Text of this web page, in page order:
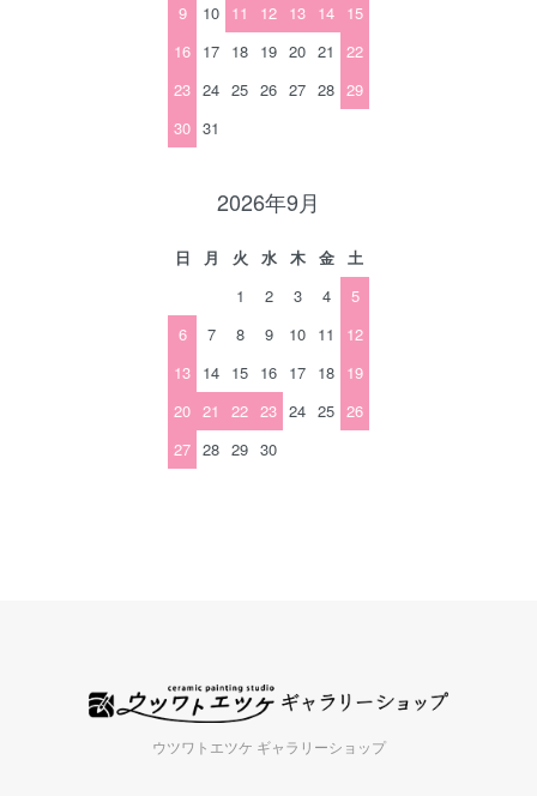
9
10 11 12 13 14 15
16 17 18 19 20 21
22
23 24 25 26 27 28 29
30 31
2026年9月
日 月 火 水 木 金
土
1
2 3 4
5
6
7 8 9 10 11
12
13 14 15 16 17 18 19
20 21 22 23 24 25 26
27 28 29 30
ウツワトエツケ ギャラリーショップ